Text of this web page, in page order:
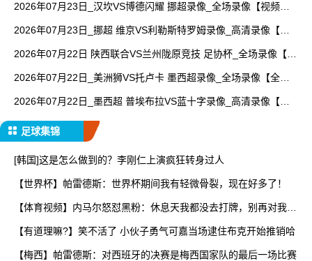
2026年07月23日_汉坎VS博德闪耀 挪超录像_全场录像【视频集
2026年07月23日_挪超 维京VS利勒斯特罗姆录像_高清录像【全
2026年07月22日 陕西联合VS兰州陇原竞技 足协杯_全场录像【全
2026年07月22日_美洲狮VS托卢卡 墨西超录像_全场录像【全场
2026年07月22日_墨西超 普埃布拉VS蓝十字录像_高清录像【全
足球集锦
[韩国]这是怎么做到的？李刚仁上演疯狂转身过人
【世界杯】帕雷德斯：世界杯期间我有轻微骨裂，现在好多了！
【体育视频】内马尔怒怼黑粉：休息天我都没去打牌，别再对我指
【有道理嘛?】笑不活了 小伙子勇气可嘉当场逮住布克开始推销哈
【梅西】帕雷德斯：对西班牙的决赛是梅西国家队的最后一场比赛